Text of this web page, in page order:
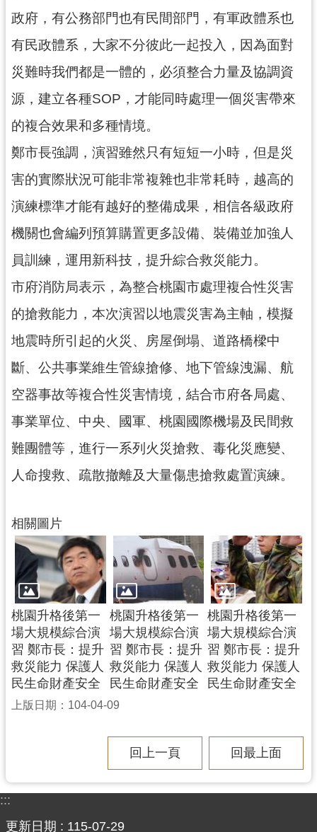
網
站
導
政
信
見
問
園
市
府
入
口
網
隱
私
政
網
站
安
全
政
策
政
府
網
站
資
告
政府，有公務部門也有民間部門，有軍政體系也
有民政體系，大家不分彼此一起投入，因為面對
災難時我們都是一體的，必須整合力量及協調資
源，建立各種SOP，才能同時處理一個災害帶來
的複合效果和多種情境。
鄭市長強調，演習雖然只有短短一小時，但是災
害的實際狀況可能非常複雜也非常耗時，越高的
演練標準才能有越好的整備成果，相信各級政府
機關也會編列預算購置更多設備、裝備並加強人
員訓練，運用新科技，提升綜合救災能力。
市府消防局表示，為整合桃園市處理複合性災害
的搶救能力，本次演習以地震災害為主軸，模擬
地震時所引起的火災、房屋倒塌、道路橋樑中
斷、公共事業維生管線搶修、地下管線洩漏、航
空器事故等複合性災害情境，結合市府各局處、
事業單位、中央、國軍、桃園國際機場及民間救
難團體等，進行一系列火災搶救、毒化災應變、
人命搜救、疏散撤離及大量傷患搶救處置演練。
相關圖片
桃園升格後第一
場大規模綜合演
習 鄭市長：提升
救災能力 保護人
民生命財產安全
桃園升格後第一
場大規模綜合演
習 鄭市長：提升
救災能力 保護人
民生命財產安全
桃園升格後第一
場大規模綜合演
習 鄭市長：提升
救災能力 保護人
民生命財產安全
上版日期：104-04-09
回上一頁 回最上面
:::
更新日期
115-07-29